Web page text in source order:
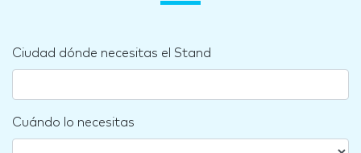
Ciudad dónde necesitas el Stand
Cuándo lo necesitas